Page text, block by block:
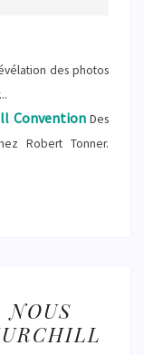
des photos
Convention Des
Robert Tonner.
NOUS